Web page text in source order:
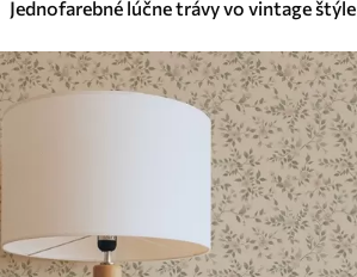
Jednofarebné lúčne trávy vo vintage štýle